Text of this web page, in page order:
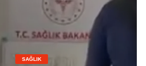
SAĞLIK